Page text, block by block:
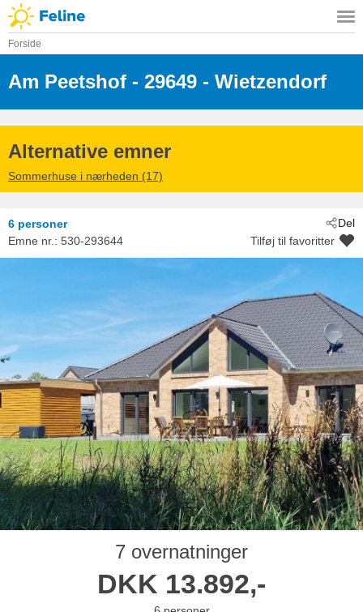
Forside
Am Peetshof - 29649 - Wietzendorf
Alternative emner
Sommerhuse i nærheden (17)
Del
6 personer
Emne nr.: 530-293644 Tilføj til favoritter
7 overnatninger
DKK 13.892,-